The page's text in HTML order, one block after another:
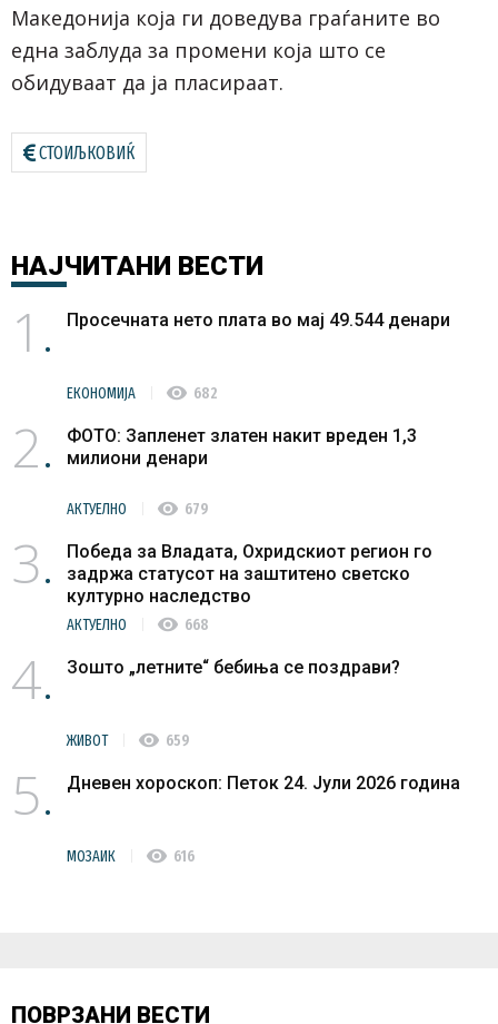
Македонија која ги доведува граѓаните во
една заблуда за промени која што се
обидуваат да ја пласираат.
СТОИЉКОВИЌ
НАЈЧИТАНИ ВЕСТИ
1 Просечната нето плата во мај 49.544 денари
ЕКОНОМИЈА visibility 682
2
ФОТО: Запленет златен накит вреден 1,3
милиони денари
АКТУЕЛНО visibility 679
3
Победа за Владата, Охридскиот регион го
задржа статусот на заштитено светско
културно наследство
АКТУЕЛНО visibility 668
4 Зошто „летните“ бебиња се поздрави?
ЖИВОТ visibility 659
5 Дневен хороскоп: Петок 24. Јули 2026 година
МОЗАИК visibility 616
ПОВРЗАНИ ВЕСТИ